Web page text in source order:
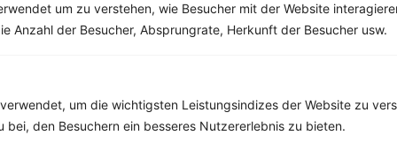
um zu verstehen, wie Besucher mit der Website
Anzahl der Besucher, Absprungrate, Herkunft der Besucher usw.
um die wichtigsten Leistungsindizes der Website zu
bei, den Besuchern ein besseres Nutzererlebnis zu bieten.
Rezepte